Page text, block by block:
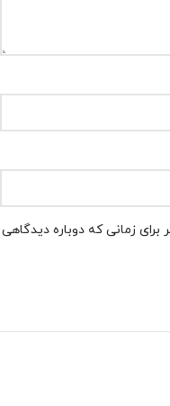
زمانی که دوباره دیدگاهی